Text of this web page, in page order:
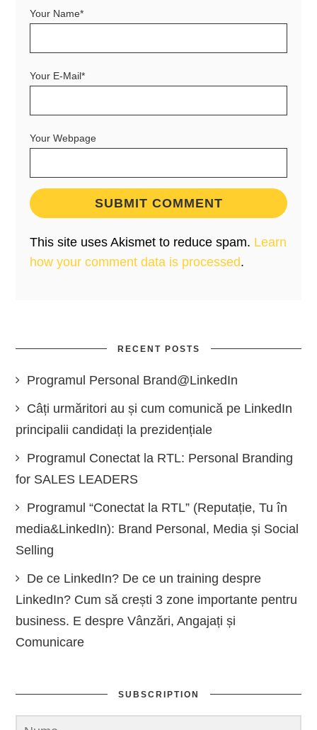
Your Name*
Your E-Mail*
Your Webpage
This site uses Akismet to reduce spam. Learn
how your comment data is processed.
RECENT POSTS
Programul Personal Brand@LinkedIn
Câți urmăritori au și cum comunică pe LinkedIn
principalii candidați la prezidențiale
Programul Conectat la RTL: Personal Branding
for SALES LEADERS
Programul “Conectat la RTL” (Reputație, Tu în
media&LinkedIn): Brand Personal, Media și Social
Selling
De ce LinkedIn? De ce un training despre
LinkedIn? Cum să crești 3 zone importante pentru
business. E despre Vânzări, Angajați și
Comunicare
SUBSCRIPTION